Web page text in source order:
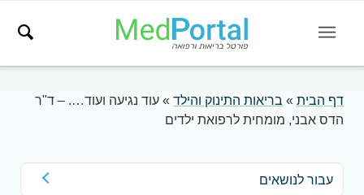
דף הבית» בריאות התינוק והילד» עוד נגיעה ועוד…. – ד"ר
הדס אבני, מומחית לרפואת ילדים
עבור לנושאים